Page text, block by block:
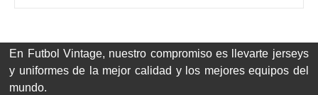
En Futbol Vintage, nuestro compromiso es llevarte jerseys
y uniformes de la mejor calidad y los mejores equipos del
mundo.